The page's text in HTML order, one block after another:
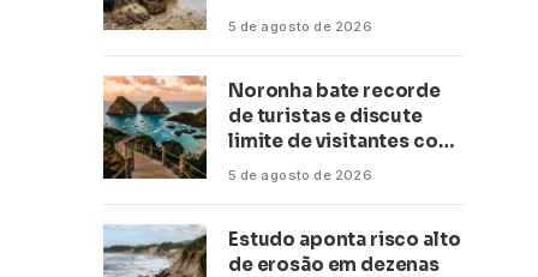
conservação
5 de agosto de 2026
Noronha bate recorde
de turistas e discute
limite de visitantes com
a Anac
5 de agosto de 2026
Estudo aponta risco alto
de erosão em dezenas